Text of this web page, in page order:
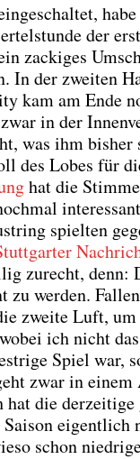
der
zacki­ges
In der zwei­ten
kam am Ende
in der
was ihm
des Lobes für
hat die
spiel­ten
zurecht,
zu wer­den.
zwei­te Luft,
ich nicht
Spiel war,
zwar in
die
schon